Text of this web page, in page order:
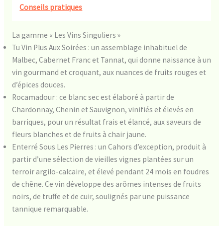
Conseils pratiques
La gamme « Les Vins Singuliers »
Tu Vin Plus Aux Soirées : un assemblage inhabituel de
Malbec, Cabernet Franc et Tannat, qui donne naissance à un
vin gourmand et croquant, aux nuances de fruits rouges et
d’épices douces.
Rocamadour : ce blanc sec est élaboré à partir de
Chardonnay, Chenin et Sauvignon, vinifiés et élevés en
barriques, pour un résultat frais et élancé, aux saveurs de
fleurs blanches et de fruits à chair jaune.
Enterré Sous Les Pierres : un Cahors d’exception, produit à
partir d’une sélection de vieilles vignes plantées sur un
terroir argilo-calcaire, et élevé pendant 24 mois en foudres
de chêne. Ce vin développe des arômes intenses de fruits
noirs, de truffe et de cuir, soulignés par une puissance
tannique remarquable.